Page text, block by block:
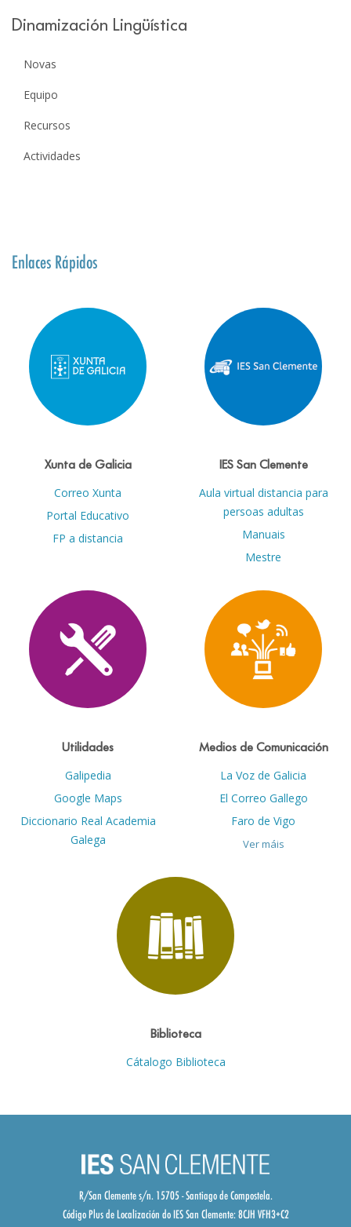
Dinamización Lingüística
Novas
Equipo
Recursos
Actividades
Enlaces Rápidos
Xunta de Galicia
Correo Xunta
Portal Educativo
FP a distancia
IES San Clemente
Aula virtual distancia para
persoas adultas
Manuais
Mestre
Utilidades
Galipedia
Google Maps
Diccionario Real Academia
Galega
Medios de Comunicación
La Voz de Galicia
El Correo Gallego
Faro de Vigo
Ver máis
Biblioteca
Cátalogo Biblioteca
R/San Clemente s/n. 15705 - Santiago de Compostela.
Código Plus de Localización do IES San Clemente:8CJH VFH3+C2